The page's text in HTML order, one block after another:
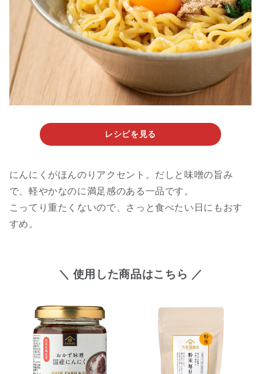
レシピを見る
にんにくがほんのりアクセント。だしと味噌の旨み
で、軽やかなのに満足感のある一品です。
こってり重たくないので、さっと食べたい日にもおす
すめ。
＼ 使用した商品はこちら ／